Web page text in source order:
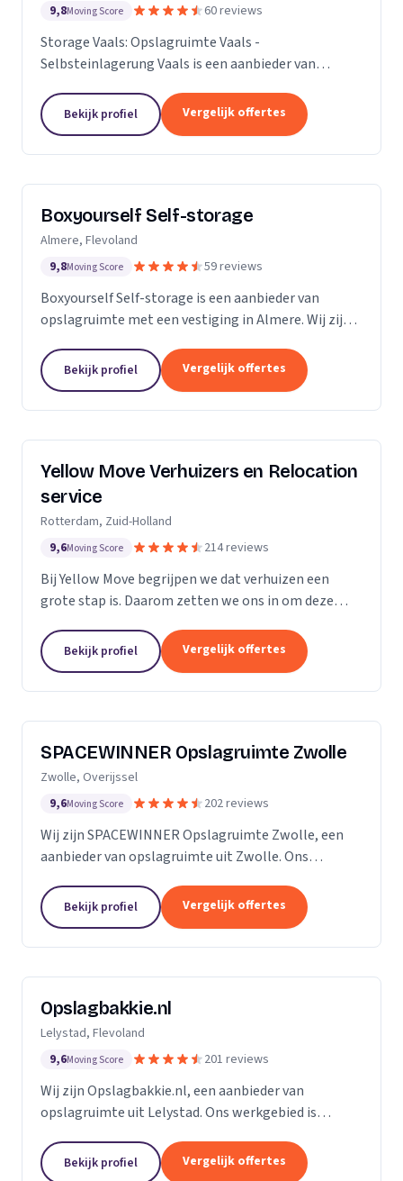
9,8Moving Score 60 reviews
Storage Vaals: Opslagruimte Vaals -
Selbsteinlagerung Vaals is een aanbieder van
actief in Limburg.
Bekijk profiel Vergelijk offertes
Boxyourself Self-storage
Almere, Flevoland
9,8Moving Score 59 reviews
Boxyourself Self-storage is een aanbieder van
opslagruimte met een vestiging in Almere. Wij zijn
Bekijk profiel Vergelijk offertes
Yellow Move Verhuizers en Relocation
service
Rotterdam, Zuid-Holland
9,6Moving Score 214 reviews
Bij Yellow Move begrijpen we dat verhuizen een
grote stap is. Daarom zetten we ons in om deze
Met meer dan 35 jaar ervaring in de
verhuisindustrie,...
Bekijk profiel Vergelijk offertes
SPACEWINNER Opslagruimte Zwolle
Zwolle, Overijssel
9,6Moving Score 202 reviews
Wij zijn SPACEWINNER Opslagruimte Zwolle, een
aanbieder van opslagruimte uit Zwolle. Ons
Bekijk profiel Vergelijk offertes
Opslagbakkie.nl
Lelystad, Flevoland
9,6Moving Score 201 reviews
Wij zijn Opslagbakkie.nl, een aanbieder van
opslagruimte uit Lelystad. Ons werkgebied is
Bekijk profiel Vergelijk offertes